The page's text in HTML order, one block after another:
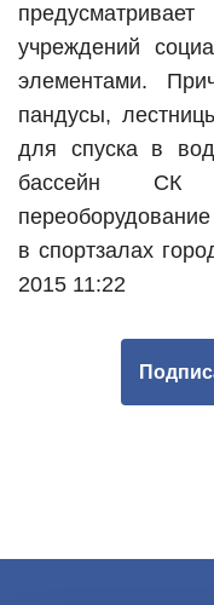
учреждений
элементами.
пандусы,
для спуска в
бассейн
в спортзалах
2015 11:22